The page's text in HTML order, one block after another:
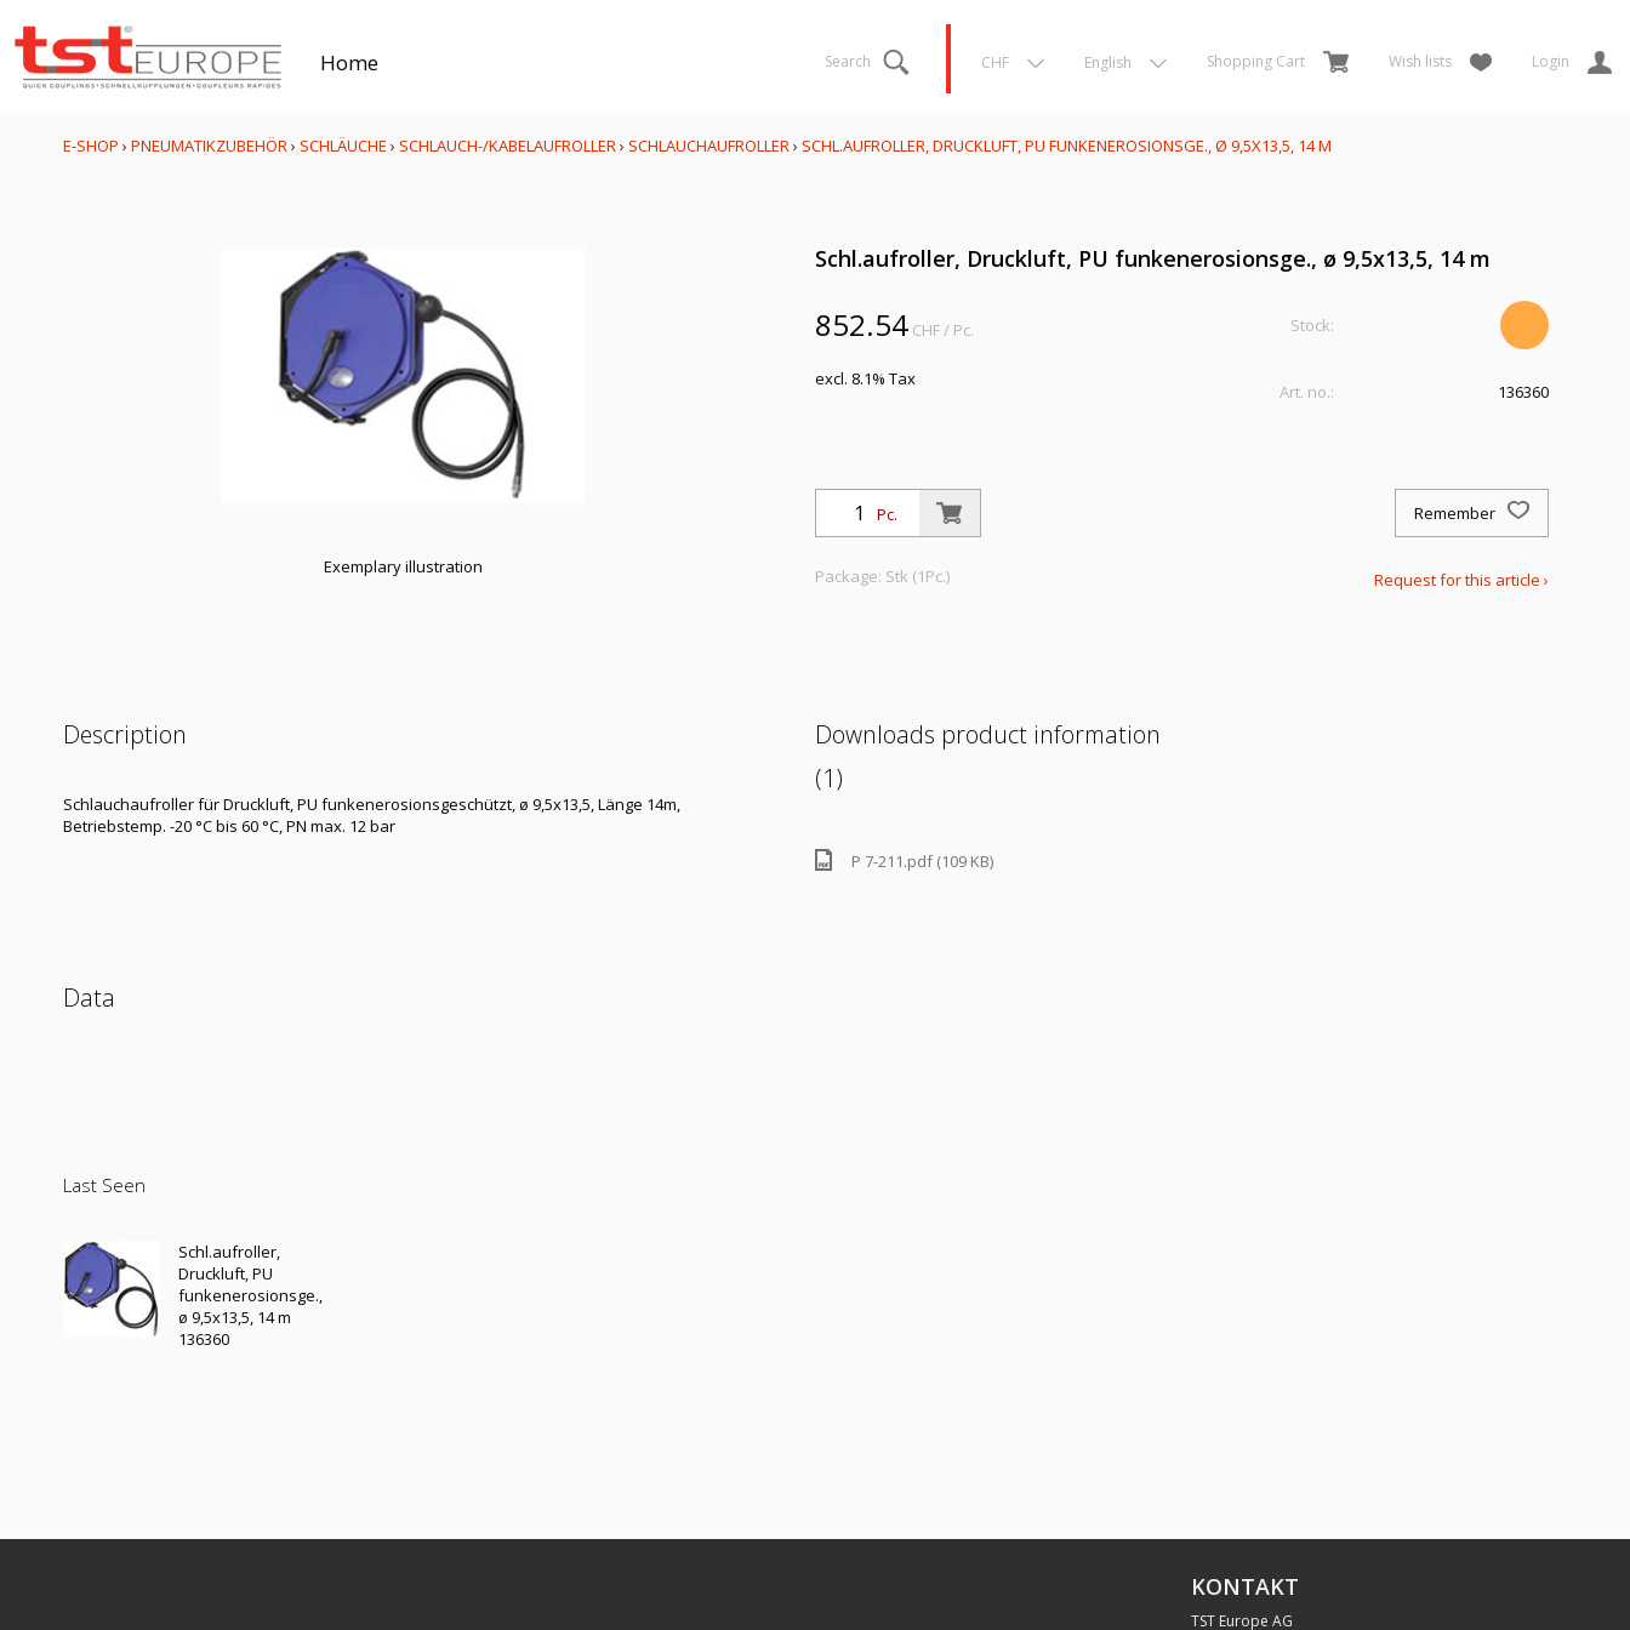
CHF English Shopping Cart Wish lists Login
Search
Home
E-SHOP › PNEUMATIKZUBEHÖR› SCHLÄUCHE › SCHLAUCH-/KABELAUFROLLER› SCHLAUCHAUFROLLER› SCHL.AUFROLLER, DRUCKLUFT, PU FUNKENEROSIONSGE., Ø 9,5X13,5, 14 M
Exemplary illustration
Schl.aufroller, Druckluft, PU funkenerosionsge., ø 9,5x13,5, 14 m
852.54 CHF/ Pc.
excl. 8.1% Tax
Stock:
Art. no.: 136360
Pc.
Package: Stk (1Pc.)
Remember
Request for this article ›
Description
Schlauchaufroller für Druckluft, PU funkenerosionsgeschützt, ø 9,5x13,5, Länge 14m,
Betriebstemp. -20 °C bis 60 °C, PN max. 12 bar
Downloads product information
(1)
P 7-211.pdf (109 KB)
Data
Last Seen
Schl.aufroller,
Druckluft, PU
funkenerosionsge.,
ø 9,5x13,5, 14 m
136360
KONTAKT
TST Europe AG